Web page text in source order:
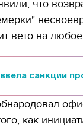
что
вето на
санкции
как